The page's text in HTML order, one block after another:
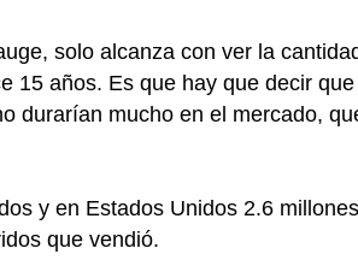
solo alcanza con ver la
15 años. Es que hay que decir
durarían mucho en el mercado,
y en Estados Unidos 2.6
que vendió.